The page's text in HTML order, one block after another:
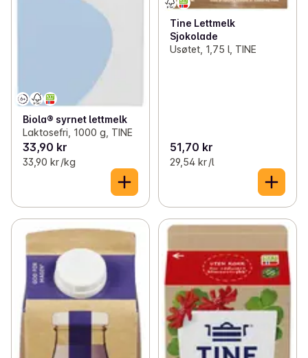
Biola® syrnet lettmelk
Laktosefri, 1000 g, TINE
33,90 kr
33,90 kr /kg
Tine Lettmelk
Sjokolade
Usøtet, 1,75 l, TINE
51,70 kr
29,54 kr /l